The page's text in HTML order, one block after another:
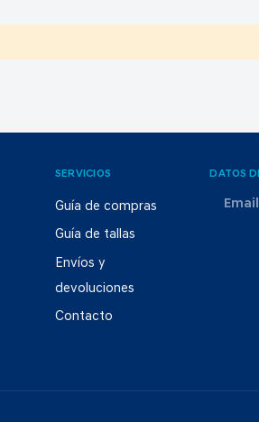
SERVICIOS
Guía de compras
Guía de tallas
Envíos y
devoluciones
Contacto
DATOS
Email